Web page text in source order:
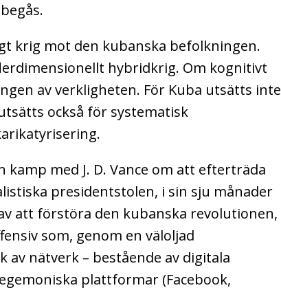
krig mot den kubanska befolkningen.
hybridkrig. Om kognitivt
av verkligheten. För Kuba utsätts inte
också för systematisk
kamp med J. D. Vance om att efterträda
presidentstolen, i sin sju månader
att förstöra den kubanska revolutionen,
som, genom en väloljad
nätverk – bestående av digitala
plattformar (Facebook,